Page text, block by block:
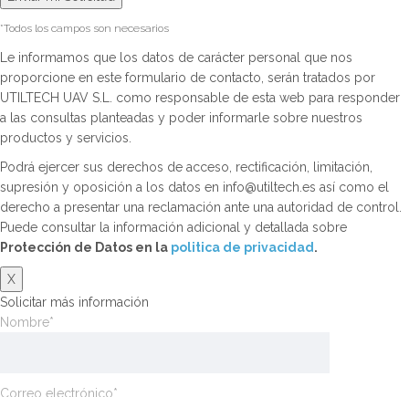
*Todos los campos son necesarios
Le informamos que los datos de carácter personal que nos
proporcione en este formulario de contacto, serán tratados por
UTILTECH UAV S.L. como responsable de esta web para responder
a las consultas planteadas y poder informarle sobre nuestros
productos y servicios.
Podrá ejercer sus derechos de acceso, rectificación, limitación,
supresión y oposición a los datos en info@utiltech.es así como el
derecho a presentar una reclamación ante una autoridad de control.
Puede consultar la información adicional y detallada sobre
Protección de Datos en la politica de privacidad .
X
Solicitar más información
Nombre*
Correo electrónico*